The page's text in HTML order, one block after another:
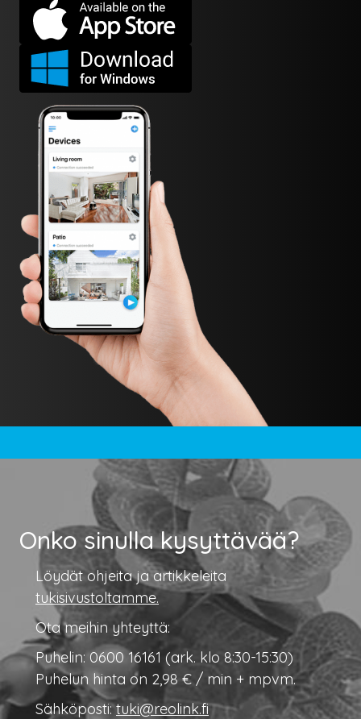
Onko sinulla kysyttävää?
Löydät ohjeita ja artikkeleita
tukisivustoltamme.
Ota meihin yhteyttä:
Puhelin: 0600 16161 (ark. klo 8:30-15:30)
Puhelun hinta on 2,98 € / min + mpvm.
Sähköposti:tuki@reolink.fi